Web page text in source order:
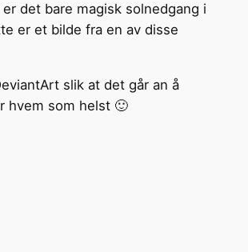
det bare magisk solnedgang i
er et bilde fra en av disse
slik at det går an å
hvem som helst 🙂